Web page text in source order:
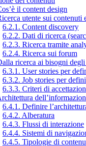
il content design
utente sui contenuti
6.2.1. Content discovery
6.2.2. Dati di ricerca
6.2.3. Ricerca tramite
6.2.4. Ricerca sui forum
ricerca ai bisogni
6.3.1. User stories per
6.3.2. Job stories per
6.3.3. Criteri di
6.4.1. Definire
6.4.2. Alberatura
6.4.3. Flussi di interazione
6.4.4. Sistemi di
6.4.5. Tipologie di